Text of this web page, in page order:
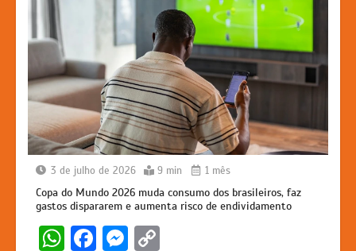
3 de julho de 2026 9 min 1 mês
Copa do Mundo 2026 muda consumo dos brasileiros, faz
gastos dispararem e aumenta risco de endividamento
W F
M